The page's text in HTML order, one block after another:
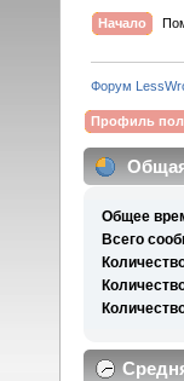
Начало
Форум
Профиль
Общее
Всего